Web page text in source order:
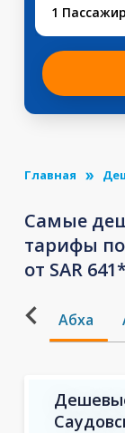
1 Пассажир
Главная
Самые
тарифы
от SAR
Абха